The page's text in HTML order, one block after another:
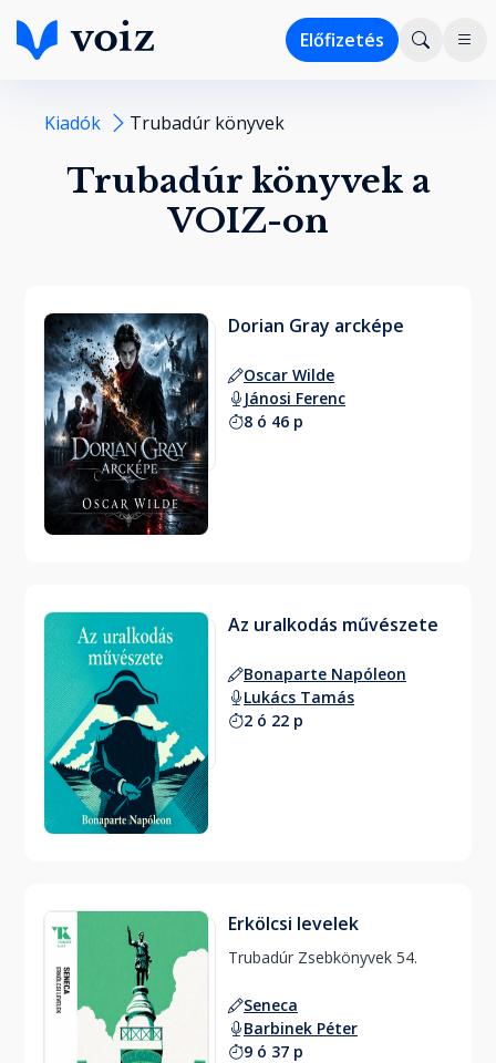
Előfizetés
Kiadók Trubadúr könyvek
Trubadúr könyvek a
VOIZ-on
Dorian Gray arcképe
Oscar Wilde
Jánosi Ferenc
8 ó 46 p
Az uralkodás művészete
Bonaparte Napóleon
Lukács Tamás
2 ó 22 p
Erkölcsi levelek
Seneca
Barbinek Péter
9 ó 37 p